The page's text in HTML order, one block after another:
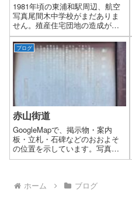
1981年頃の東浦和駅周辺、航空
写真尾間木中学校がまだありま
せん。殖産住宅団地の造成が始
まっています。現在の浦和東警
察署がゴルフ練習場1981年（昭
和56年）当時の東浦和駅「1日平
均乗車人員」が5,246人（2021年
は24,239人）
ブログ
赤山街道
GoogleMapで、掲示物・案内
板・立札・石碑などのおおよそ
の位置を示しています。写真の
撮影及び文字起しをした日：
どう）所在地 浦和市大字大間
ホーム ブログ